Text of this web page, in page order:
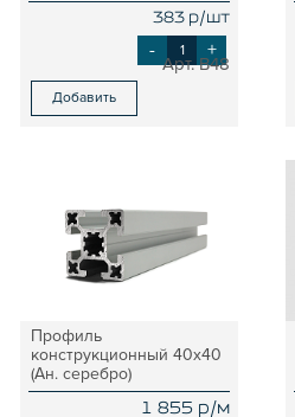
383 р/шт
- +
B48
Добавить
Профиль
конструкционный 40х40
(Ан. серебро)
1 855 р/м